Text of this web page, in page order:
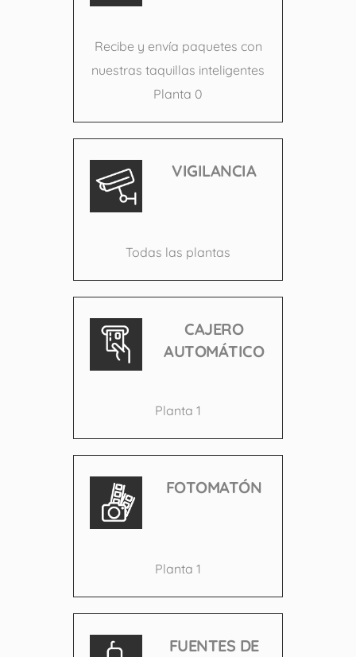
Recibe y envía paquetes con
nuestras taquillas inteligentes
Planta 0
VIGILANCIA
Todas las plantas
CAJERO
AUTOMÁTICO
Planta 1
FOTOMATÓN
Planta 1
FUENTES DE